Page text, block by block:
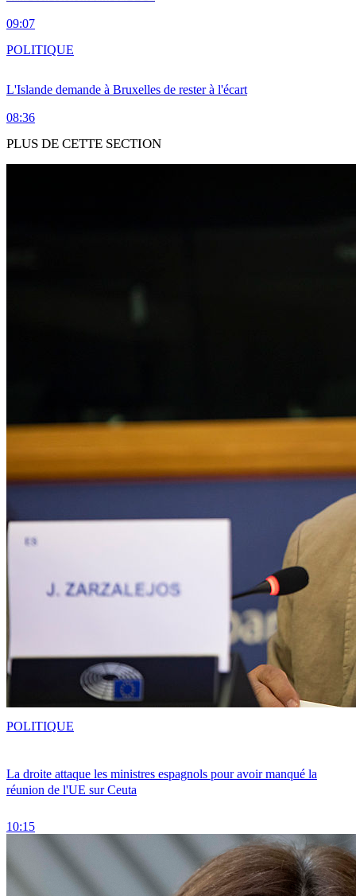
09:07
L'Islande demande à Bruxelles de rester à l'écart
08:36
POLITIQUE
PLUS DE CETTE SECTION
La droite attaque les ministres espagnols pour avoir manqué la
réunion de l'UE sur Ceuta
10:15
POLITIQUE